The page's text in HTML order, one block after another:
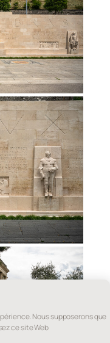
Nous supposerons que
ce site Web